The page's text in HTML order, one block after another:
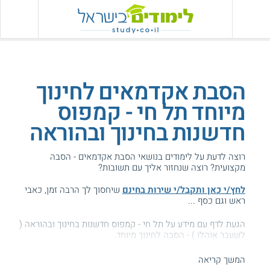
הסבת אקדמאים לחינוך
מיוחד תל חי - קמפוס
חדשנות בחינוך ובהוראה
רוצה לדעת על לימודים בנושאי הסבת אקדמאים - הסבה
מקצועית? רוצה שנחזור אליך עם תשובות?
לחץ/י כאן ותקבל/י שירות בחינם שיחסוך לך הרבה זמן, כאבי
ראש וגם כסף ...
הגעת לדף עם מידע על תל חי - קמפוס חדשנות בחינוך ובהוראה (
לשעבר אוהלו ) - הסבה לחינוך מיוחד.
המידע באתר הועיל ל87% מהגולשים.המשך קריאה